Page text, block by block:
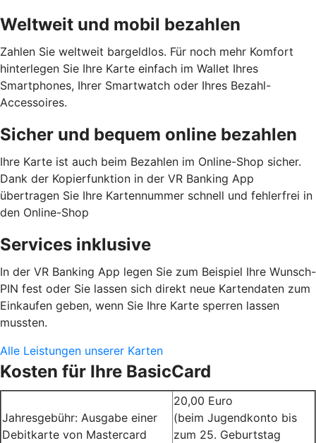
Weltweit und mobil bezahlen
Zahlen Sie weltweit bargeldlos. Für noch mehr Komfort
hinterlegen Sie Ihre Karte einfach im Wallet Ihres
Smartphones, Ihrer Smartwatch oder Ihres Bezahl-
Accessoires.
Sicher und bequem online bezahlen
Ihre Karte ist auch beim Bezahlen im Online-Shop sicher.
Dank der Kopierfunktion in der VR Banking App
übertragen Sie Ihre Kartennummer schnell und fehlerfrei in
den Online-Shop
Services inklusive
In der VR Banking App legen Sie zum Beispiel Ihre Wunsch-
PIN fest oder Sie lassen sich direkt neue Kartendaten zum
Einkaufen geben, wenn Sie Ihre Karte sperren lassen
mussten.
Alle Leistungen unserer Karten
Kosten für Ihre BasicCard
Jahresgebühr: Ausgabe einer
Debitkarte von Mastercard
20,00 Euro
(beim Jugendkonto bis
zum 25. Geburtstag